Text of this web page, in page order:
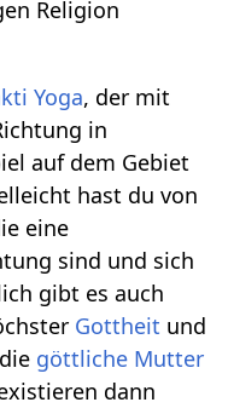
Religion
Yoga, der mit
in
auf dem Gebiet
hast du von
eine
sind und sich
gibt es auch
Gottheit und
göttliche Mutter
dann